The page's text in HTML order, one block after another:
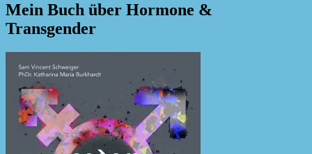
Mein Buch über Hormone &
Transgender